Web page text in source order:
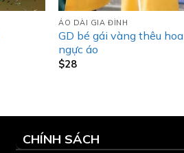
ÁO DÀI GIA ĐÌNH
GD bé gái vàng thêu hoa
ngực áo
$28
CHÍNH SÁCH